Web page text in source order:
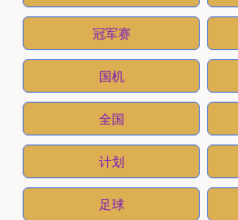
冠军赛
国机
全国
计划
足球